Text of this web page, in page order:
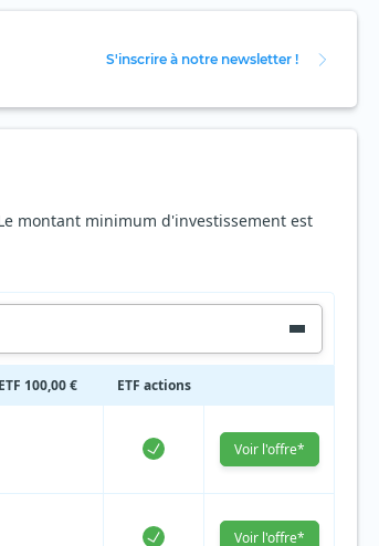
S'inscrire à notre newsletter !
montant minimum d'investissement est
100,00 € ETF actions
Voir l'offre*
Voir l'offre*